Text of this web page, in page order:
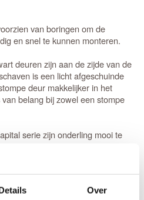
Over
van boringen om de
en snel te kunnen monteren.
deuren zijn aan de zijde van de
is een licht afgeschuinde
deur makkelijker in het
belang bij zowel een stompe
serie zijn onderling mooi te
passen. Deze deur past goed